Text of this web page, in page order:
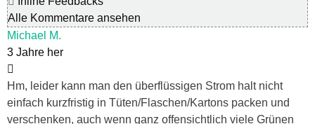
Alle Kommentare ansehen
Michael M.
3 Jahre her
Hm, leider kann man den überflüssigen Strom halt nicht
einfach kurzfristig in Tüten/Flaschen/Kartons packen und
verschenken, auch wenn ganz offensichtlich viele Grünen